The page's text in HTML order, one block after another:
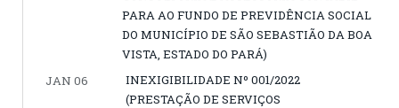
PARA AO FUNDO DE PREVIDÊNCIA SOCIAL
DO MUNICÍPIO DE SÃO SEBASTIÃO DA BOA
VISTA, ESTADO DO PARÁ)
JAN 06
INEXIGIBILIDADE Nº 001/2022
(PRESTAÇÃO DE SERVIÇOS